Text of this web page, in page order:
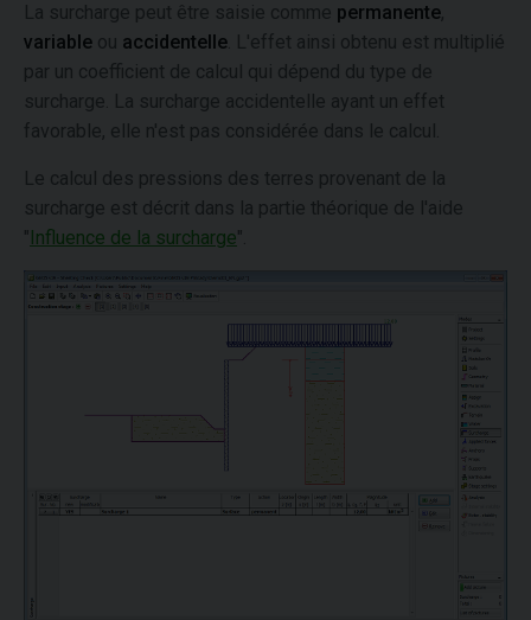
La surcharge peut être saisie comme permanente,
variable ou accidentelle . L'effet ainsi obtenu est multiplié
par un coefficient de calcul qui dépend du type de
surcharge. La surcharge accidentelle ayant un effet
favorable, elle n'est pas considérée dans le calcul.
Le calcul des pressions des terres provenant de la
surcharge est décrit dans la partie théorique de l'aide
"Influence de la surcharge".